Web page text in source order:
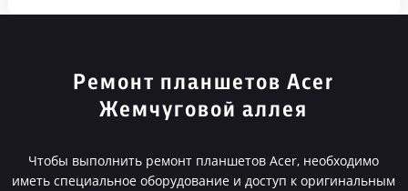
Ремонт планшетов Acer
Жемчуговой аллея
Чтобы выполнить ремонт планшетов Acer, необходимо
иметь специальное оборудование и доступ к оригинальным